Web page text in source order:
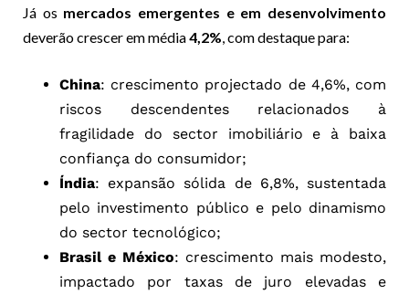
Já os mercados emergentes e em desenvolvimento
deverão crescer em média4,2%, com destaque para:
China: crescimento projectado de 4,6%, com
riscos descendentes relacionados à
fragilidade do sector imobiliário e à baixa
confiança do consumidor;
Índia: expansão sólida de 6,8%, sustentada
pelo investimento público e pelo dinamismo
do sector tecnológico;
Brasil e México: crescimento mais modesto,
impactado por taxas de juro elevadas e